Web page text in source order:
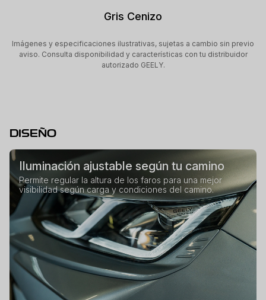
Gris Cenizo
Imágenes y especificaciones ilustrativas, sujetas a cambio sin previo
aviso. Consulta disponibilidad y características con tu distribuidor
autorizado GEELY.
DISEÑO
Iluminación ajustable según tu camino
Permite regular la altura de los faros para una mejor
visibilidad según carga y condiciones del camino.